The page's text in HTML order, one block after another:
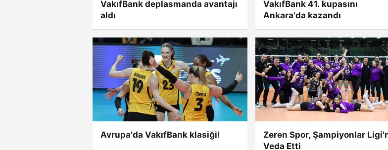
VakıfBank deplasmanda avantajı
aldı
VakıfBank 41. kupasını
Ankara'da kazandı
Avrupa'da VakıfBank klasiği!
Zeren Spor, Şampiyonlar
Veda Etti